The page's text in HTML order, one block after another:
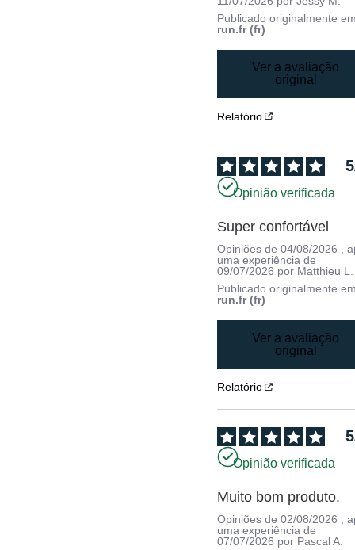
Publicado originalmente
run.fr (fr)
Ver a avaliação
original
Relatório
5
Opinião verificada
Super confortável
Opiniões de04/08/2026
,
uma experiência de
09/07/2026 por Matthieu L.
Publicado originalmente
run.fr (fr)
Ver a avaliação
original
Relatório
5
Opinião verificada
Muito bom produto.
Opiniões de02/08/2026 ,
uma experiência de
07/07/2026 por Pascal A.